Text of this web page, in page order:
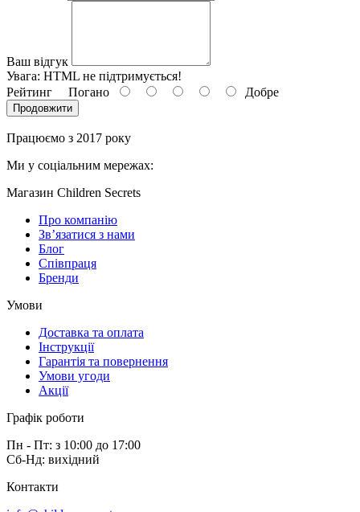
Ваш відгук
Увага: HTML не підтримується!
Рейтинг Погано Добре
Продовжити
Працюємо з 2017 року
Ми у соціальним мережах:
Магазин Children Secrets
Про компанію
Зв’язатися з нами
Блог
Співпраця
Бренди
Умови
Доставка та оплата
Інструкції
Гарантія та повернення
Умови угоди
Акції
Графік роботи
Пн - Пт: з 10:00 до 17:00
Сб-Нд: вихідний
Контакти